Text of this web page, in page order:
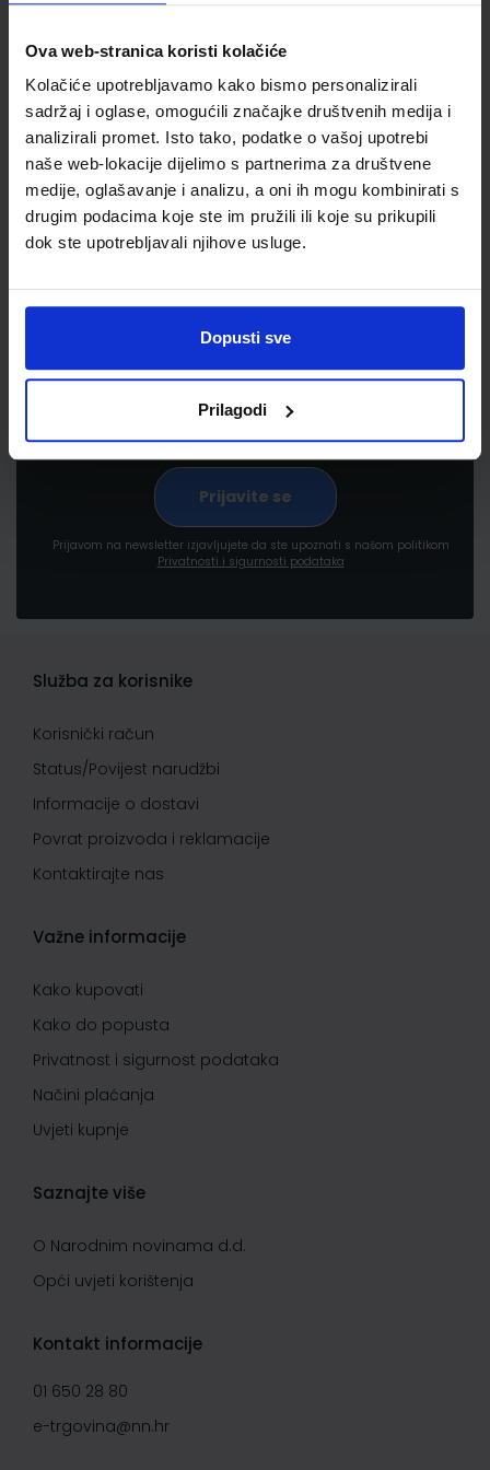
Ova web-stranica koristi kolačiće
Kolačiće upotrebljavamo kako bismo personalizirali
sadržaj i oglase, omogućili značajke društvenih medija i
analizirali promet. Isto tako, podatke o vašoj upotrebi
naše web-lokacije dijelimo s partnerima za društvene
medije, oglašavanje i analizu, a oni ih mogu kombinirati s
drugim podacima koje ste im pružili ili koje su prikupili
dok ste upotrebljavali njihove usluge.
Dopusti sve
Prilagodi
Newsletter prijava
Prijavite se kako bi primali informacije o novim
proizvodima i uslugama, akcijama i drugim
Prijavom na newsletter izjavljujete da ste upoznati s našom politikom
Privatnosti i sigurnosti podataka
Služba za korisnike
Korisnički račun
Status/Povijest narudžbi
Informacije o dostavi
Povrat proizvoda i reklamacije
Kontaktirajte nas
Važne informacije
Kako kupovati
Kako do popusta
Privatnost i sigurnost podataka
Načini plaćanja
Uvjeti kupnje
Saznajte više
O Narodnim novinama d.d.
Opći uvjeti korištenja
Kontakt informacije
01 650 28 80
e-trgovina@nn.hr